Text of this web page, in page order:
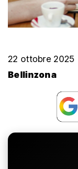
22 ottobre 2025
Bellinzona